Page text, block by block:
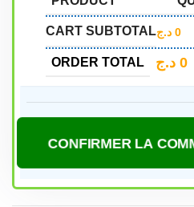
CART SUBTOTAL 0 د.ج
ORDER TOTAL 0 د.ج